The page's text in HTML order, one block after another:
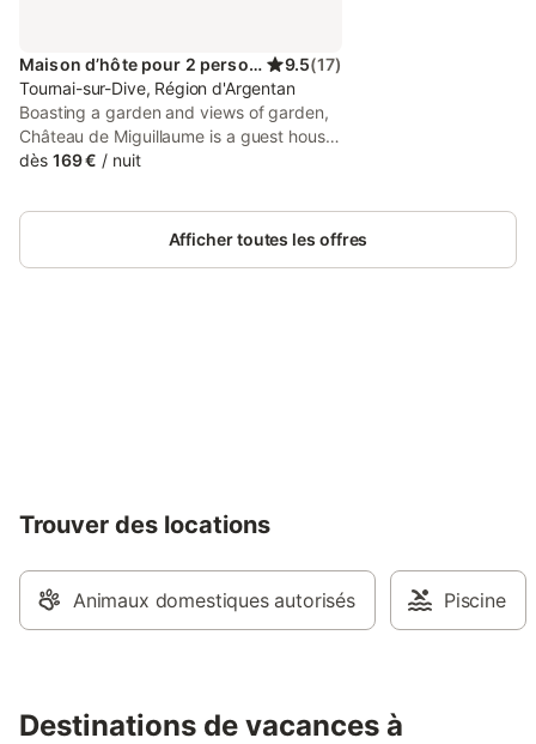
Maison d’hôte pour 2 personnes 9.5(17)
Tournai-sur-Dive, Région d'Argentan
Boasting a garden and views of garden,
Château de Miguillaume is a guest house
set in a historic building in Tournai-sur-
Germain-de-Livet. Guests staying at this
guest house have access to a patio.
dès 169 € / nuit
Afficher toutes les offres
Trouver des locations
Animaux domestiques autorisés Piscine
Destinations de vacances à